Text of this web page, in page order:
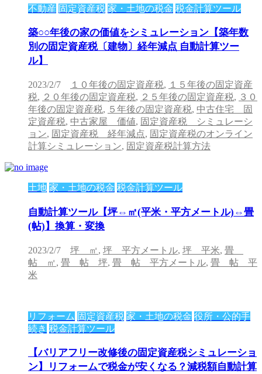
不動産 固定資産税 家・土地の税金 税金計算ツール
築○○年後の家の価値をシミュレーション【築年数
別の固定資産税〔建物〕経年減点 自動計算ツー
ル】
2023/2/7 １０年後の固定資産税, １５年後の固定資産
税, ２０年後の固定資産税, ２５年後の固定資産税, ３０
年後の固定資産税, ５年後の固定資産税, 中古住宅 固
定資産税, 中古家屋 価値, 固定資産税 シミュレーシ
ョン, 固定資産税 経年減点, 固定資産税のオンライン
計算シミュレーション, 固定資産税計算方法
土地 家・土地の税金 税金計算ツール
自動計算ツール【坪⇔㎡(平米・平方メートル)⇔畳
(帖)】換算・変換
2023/2/7 坪 ㎡, 坪 平方メートル, 坪 平米, 畳
帖 ㎡, 畳 帖 坪, 畳 帖 平方メートル, 畳 帖 平
米
リフォーム 固定資産税 家・土地の税金 役所・公的手
続き 税金計算ツール
【バリアフリー改修後の固定資産税シミュレーショ
ン】リフォームで税金が安くなる？減税額自動計算